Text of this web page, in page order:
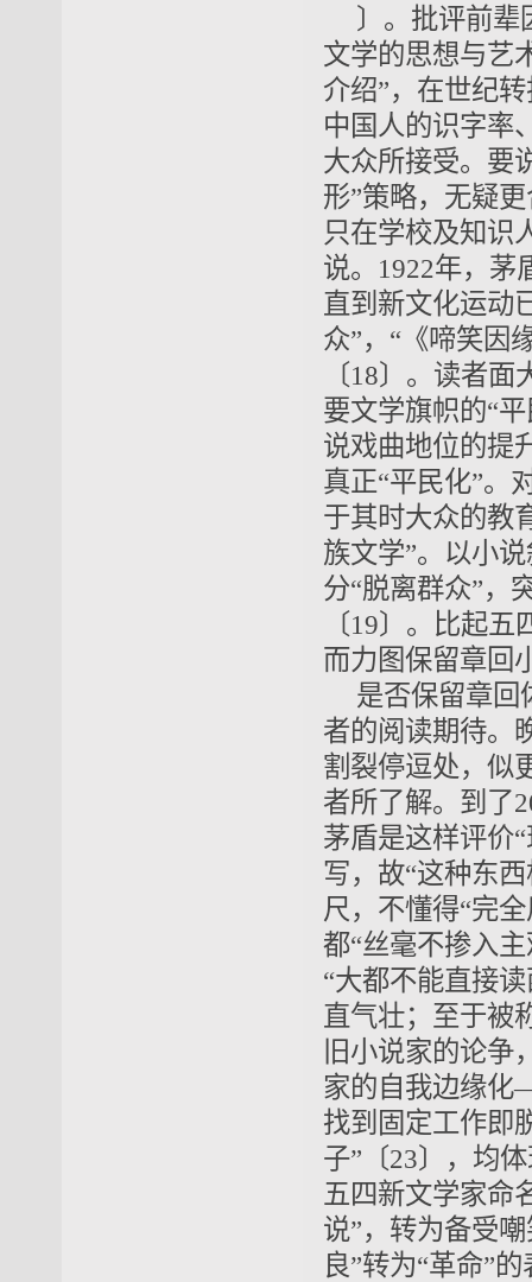
〕。批评前辈
文学的思想与艺
介绍”，在世纪
中国人的识字率
大众所接受。要
形”策略，无疑
只在学校及知识
说。1922年，茅
直到新文化运动
众”，“《啼笑因
〔18〕。读者
要文学旗帜的“
说戏曲地位的提
真正“平民化”。
于其时大众的教
族文学”。以小
分“脱离群众”，
〔19〕。比起
而力图保留章回
是否保留章回
者的阅读期待。
割裂停逗处，似
者所了解。到了
茅盾是这样评价
写，故“这种东
尺，不懂得“完
都“丝毫不掺入
“大都不能直接
直气壮；至于被
旧小说家的论
家的自我边缘化
找到固定工作即
子”〔23〕，均
五四新文学家命
说”，转为备受
良”转为“革命”